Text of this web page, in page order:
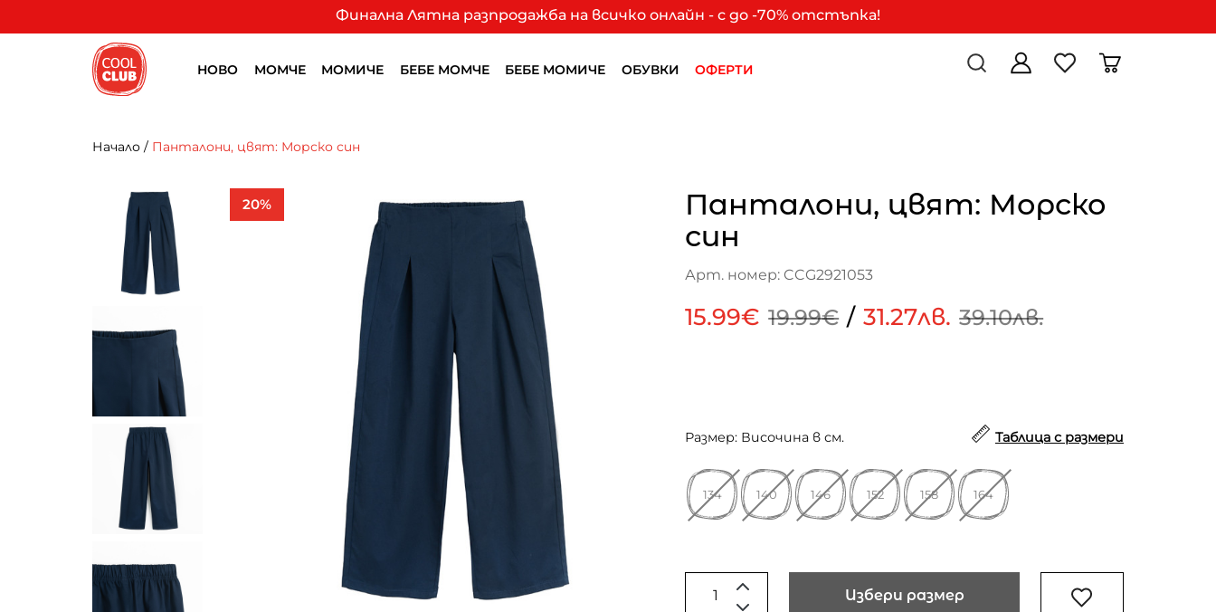
Финална Лятна разпродажба на всичко онлайн - с до -70% отстъпка!
НОВО МОМЧЕ МОМИЧЕ БЕБЕ МОМЧЕ БЕБЕ МОМИЧЕ ОБУВКИ ОФЕРТИ
Начало / Панталони, цвят: Морско син
20%
Панталони, цвят: Морско
син
Арт. номер: CCG2921053
15.99€ 19.99€ / 31.27лв. 39.10лв.
Размер: Височина в см. Таблица с размери
134 140 146 152 158 164
Избери размер